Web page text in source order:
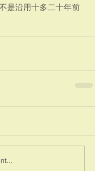
是沿用十多二十年前